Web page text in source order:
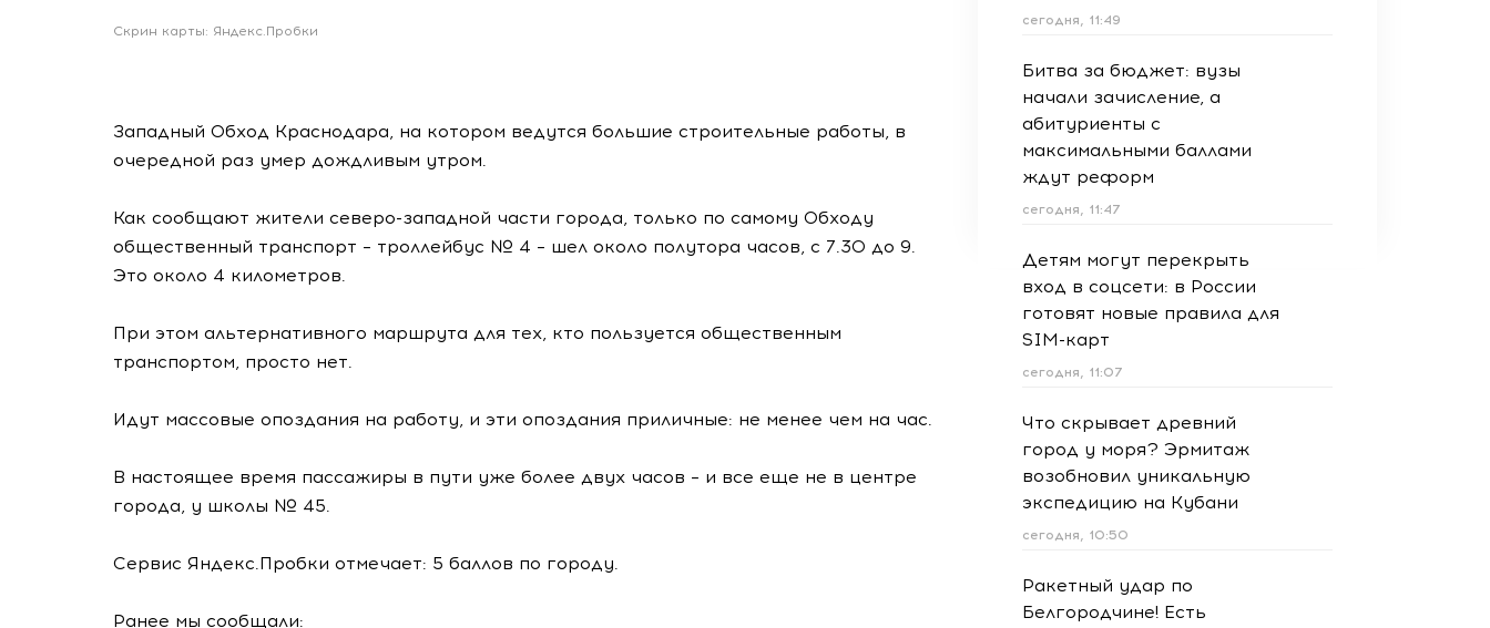
Скрин карты: Яндекс.Пробки
Западный Обход Краснодара, на котором ведутся большие строительные работы, в
очередной раз умер дождливым утром.
Как сообщают жители северо-западной части города, только по самому Обходу
общественный транспорт – троллейбус № 4 – шел около полутора часов, с 7.30 до 9.
Это около 4 километров.
При этом альтернативного маршрута для тех, кто пользуется общественным
транспортом, просто нет.
Идут массовые опоздания на работу, и эти опоздания приличные: не менее чем на час.
В настоящее время пассажиры в пути уже более двух часов – и все еще не в центре
города, у школы № 45.
Сервис Яндекс.Пробки отмечает: 5 баллов по городу.
Ранее мы сообщали:
сегодня, 11:49
Битва за бюджет: вузы
начали зачисление, а
абитуриенты с
максимальными баллами
ждут реформ
сегодня, 11:47
Детям могут перекрыть
вход в соцсети: в России
готовят новые правила для
SIM-карт
сегодня, 11:07
Что скрывает древний
город у моря? Эрмитаж
возобновил уникальную
экспедицию на Кубани
сегодня, 10:50
Ракетный удар по
Белгородчине! Есть